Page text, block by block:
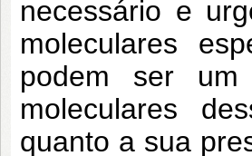
necessário e
moleculares
podem ser
moleculares
quanto a sua